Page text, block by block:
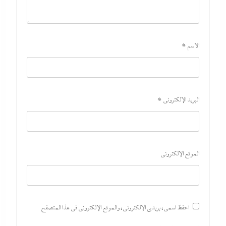
الاسم *
البريد الإلكتروني *
الموقع الإلكتروني
احفظ اسمي، بريدي الإلكتروني، والموقع الإلكتروني في هذا المتصفح
ألبوم صور: شيرين تشعل بورتو جولف العلمين بـ”يالهوى وحشتونى” وتقنية